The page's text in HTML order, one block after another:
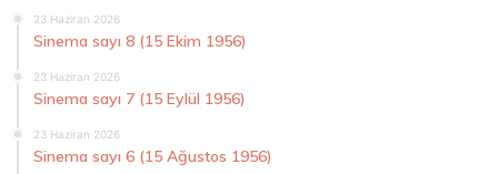
23 Haziran 2026
Sinema sayı 8 (15 Ekim 1956)
23 Haziran 2026
Sinema sayı 7 (15 Eylül 1956)
23 Haziran 2026
Sinema sayı 6 (15 Ağustos 1956)